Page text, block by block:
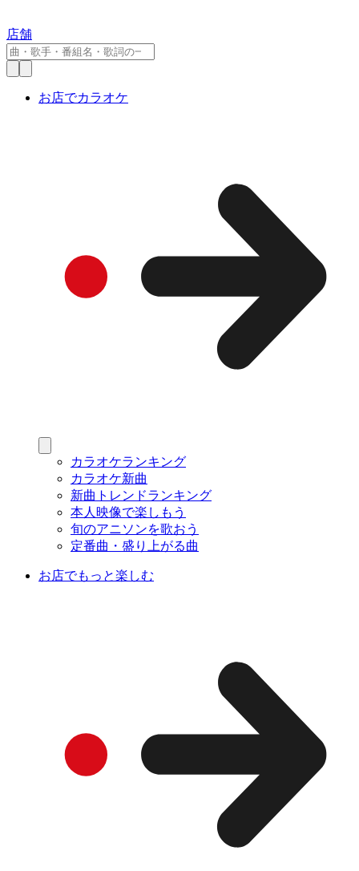
店舗
お店でカラオケ
カラオケランキング
カラオケ新曲
新曲トレンドランキング
本人映像で楽しもう
旬のアニソンを歌おう
定番曲・盛り上がる曲
お店でもっと楽しむ